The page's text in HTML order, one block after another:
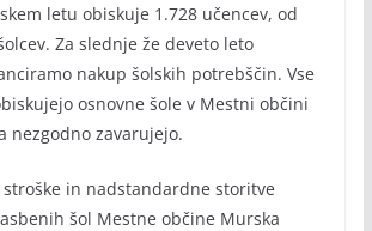
letu obiskuje 1.728 učencev, od
Za slednje že deveto leto
nakup šolskih potrebščin. Vse
osnovne šole v Mestni občini
nezgodno zavarujejo.
in nadstandardne storitve
šol Mestne občine Murska